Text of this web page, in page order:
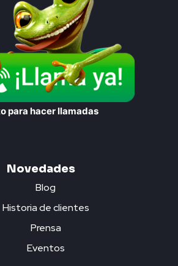
para hacer llamadas
Novedades
Blog
Historia de clientes
Prensa
Eventos